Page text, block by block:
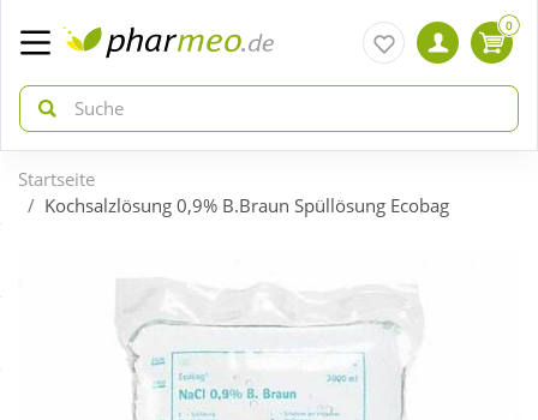
zurück
Aktuelle Coupons
zurück
Bio & Genuss
0
Startseite
Kochsalzlösung 0,9% B.Braun Spüllösung Ecobag